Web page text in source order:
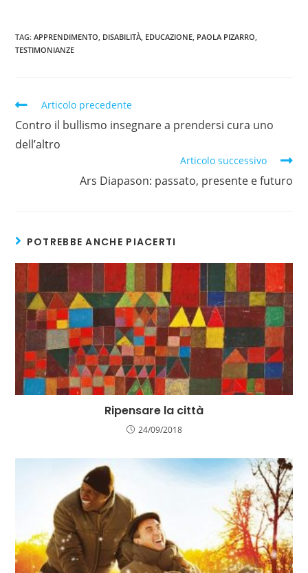
TAG:APPRENDIMENTO DISABILITÀ EDUCAZIONE PAOLA PIZARRO
TESTIMONIANZE
Articolo precedente
Contro il bullismo insegnare a prendersi cura uno
dell’altro
Articolo successivo
Ars Diapason: passato, presente e futuro
POTREBBE ANCHE PIACERTI
Ripensare la città
24/09/2018